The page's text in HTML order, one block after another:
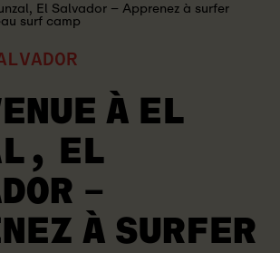
El Salvador – Apprenez à surfer
surf camp
À EL
EL
–
À SURFER